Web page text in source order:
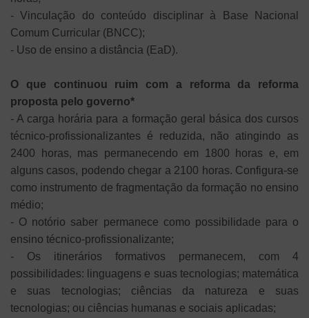
- Vinculação do conteúdo disciplinar à Base Nacional
Comum Curricular (BNCC);
- Uso de ensino a distância (EaD).
O que continuou ruim com a reforma da reforma
proposta pelo governo*
- A carga horária para a formação geral básica dos cursos
técnico-profissionalizantes é reduzida, não atingindo as
2400 horas, mas permanecendo em 1800 horas e, em
alguns casos, podendo chegar a 2100 horas. Configura-se
como instrumento de fragmentação da formação no ensino
médio;
- O notório saber permanece como possibilidade para o
ensino técnico-profissionalizante;
- Os itinerários formativos permanecem, com 4
possibilidades: linguagens e suas tecnologias; matemática
e suas tecnologias; ciências da natureza e suas
tecnologias; ou ciências humanas e sociais aplicadas;